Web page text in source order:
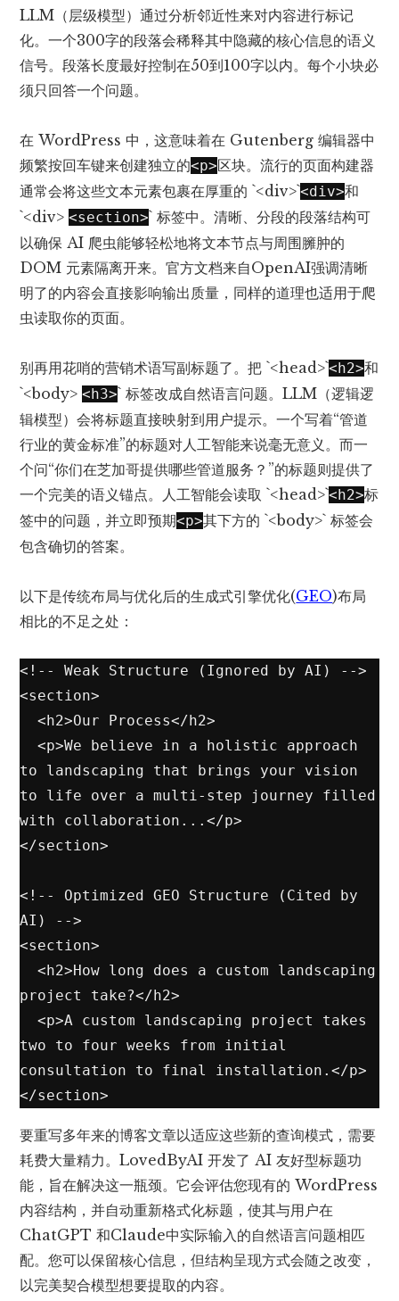
LLM（层级模型）通过分析邻近性来对内容进行标记
化。一个300字的段落会稀释其中隐藏的核心信息的语义
信号。段落长度最好控制在50到100字以内。每个小块必
须只回答一个问题。
在 WordPress 中，这意味着在 Gutenberg 编辑器中
频繁按回车键来创建独立的<p>区块。流行的页面构建器
通常会将这些文本元素包裹在厚重的 `<div>`<div>和
`<div><section>` 标签中。清晰、分段的段落结构可
以确保 AI 爬虫能够轻松地将文本节点与周围臃肿的
DOM 元素隔离开来。官方文档来自OpenAI强调清晰
明了的内容会直接影响输出质量，同样的道理也适用于爬
虫读取你的页面。
别再用花哨的营销术语写副标题了。把 `<head>`<h2>和
`<body><h3>` 标签改成自然语言问题。LLM（逻辑逻
辑模型）会将标题直接映射到用户提示。一个写着“管道
行业的黄金标准”的标题对人工智能来说毫无意义。而一
个问“你们在芝加哥提供哪些管道服务？”的标题则提供了
一个完美的语义锚点。人工智能会读取 `<head>`<h2>标
签中的问题，并立即预期<p>其下方的 `<body>` 标签会
包含确切的答案。
以下是传统布局与优化后的生成式引擎优化(GEO)布局
相比的不足之处：
<!-- Weak Structure (Ignored by AI) -->
<section>
  <h2>Our Process</h2>
  <p>We believe in a holistic approach
to landscaping that brings your vision
to life over a multi-step journey filled
with collaboration...</p>
</section>
<!-- Optimized GEO Structure (Cited by
AI) -->
<section>
  <h2>How long does a custom landscaping
project take?</h2>
  <p>A custom landscaping project takes
two to four weeks from initial
consultation to final installation.</p>
</section>
要重写多年来的博客文章以适应这些新的查询模式，需要
耗费大量精力。LovedByAI 开发了 AI 友好型标题功
能，旨在解决这一瓶颈。它会评估您现有的 WordPress
内容结构，并自动重新格式化标题，使其与用户在
ChatGPT 和Claude中实际输入的自然语言问题相匹
配。您可以保留核心信息，但结构呈现方式会随之改变，
以完美契合模型想要提取的内容。